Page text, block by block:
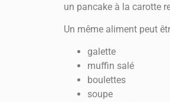
un pancake à la carotte
Un même aliment peut
galette
muffin salé
boulettes
soupe